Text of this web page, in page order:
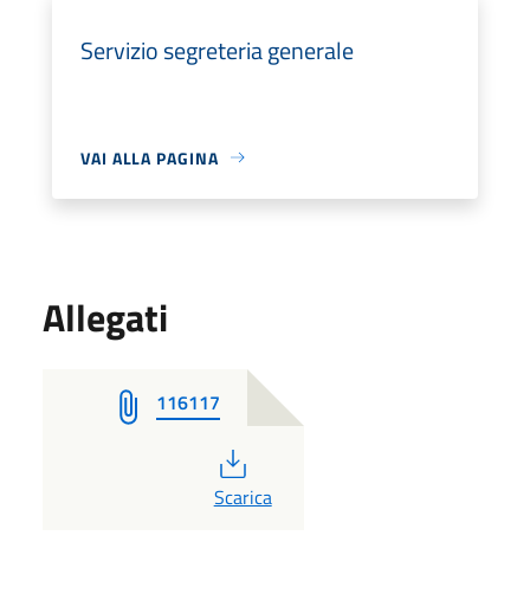
Servizio segreteria generale
VAI ALLA PAGINA
Allegati
116117
PDF
Scarica